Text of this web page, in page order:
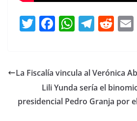
T
er
F
e
b
o
W
s
A
p
T
gr
a
m
R
di
t
l
La Fiscalía vincula al Verónica
Lili Yunda sería el
presidencial Pedro Granja por